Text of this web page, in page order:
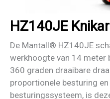
HZ140JE
De Mantall® HZ140JE
werkhoogte van 14 meter
360 graden draaibare
proportionele besturing
besturingssysteem, is